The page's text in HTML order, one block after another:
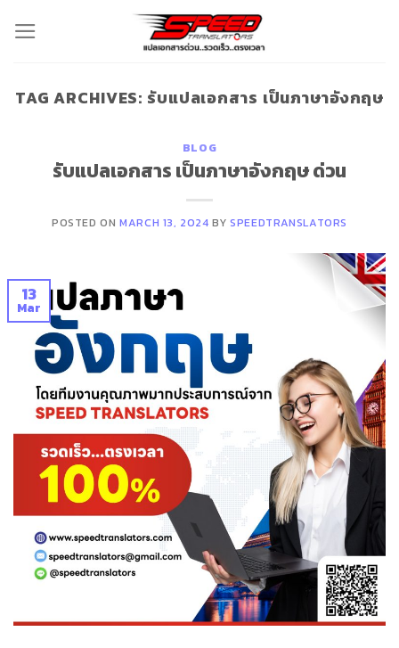
TAG ARCHIVES: รับแปลเอกสาร เป็นภาษาอังกฤษ
BLOG
รับแปลเอกสาร เป็นภาษาอังกฤษ ด่วน
POSTED ONMARCH 13, 2024 BYSPEEDTRANSLATORS
13
Mar